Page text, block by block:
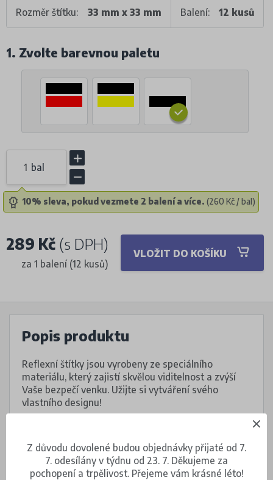
Rozměr štítku: 33 mm x 33 mm Balení: 12 kusů
1. Zvolte barevnou paletu
bal
10% sleva, pokud vezmete 2 balení a více. (260 Kč / bal)
289 Kč (s DPH)
za 1 balení (12 kusů)
VLOŽIT DO KOŠÍKU
Popis produktu
Reflexní štítky jsou vyrobeny ze speciálního
materiálu, který zajistí skvělou viditelnost a zvýší
Vaše bezpečí venku. Užijte si vytváření svého
vlastního designu!
Množstevní slevy
Z důvodu dovolené budou objednávky přijaté od 7.
7. odesílány v týdnu od 23. 7. Děkujeme za
pochopení a trpělivost. Přejeme vám krásné léto!